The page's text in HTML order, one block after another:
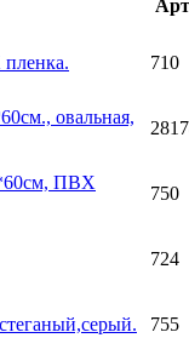
710
овальная,
ПВХ
750
724
755